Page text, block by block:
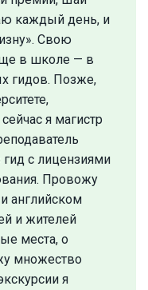
каждый день, и
Свою
в школе — в
гидов. Позже,
я магистр
гид с лицензиями
Провожу
английском
и жителей
места, о
множество
я